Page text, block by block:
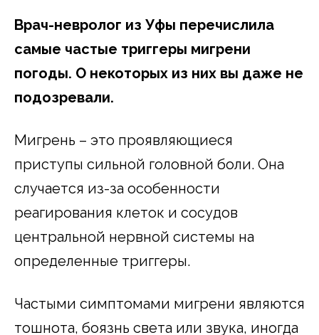
Врач-невролог из Уфы перечислила
самые частые триггеры мигрени
погоды. О некоторых из них вы даже не
подозревали.
Мигрень – это проявляющиеся
приступы сильной головной боли. Она
случается из-за особенности
реагирования клеток и сосудов
центральной нервной системы на
определенные триггеры.
Частыми симптомами мигрени являются
тошнота, боязнь света или звука, иногда